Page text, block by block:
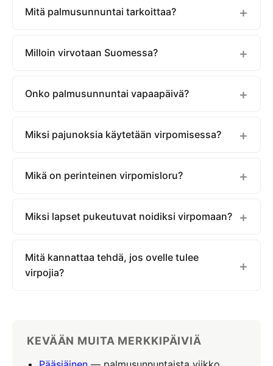
Mitä palmusunnuntai tarkoittaa?
Milloin virvotaan Suomessa?
Onko palmusunnuntai vapaapäivä?
Miksi pajunoksia käytetään virpomisessa?
Mikä on perinteinen virpomisloru?
Miksi lapset pukeutuvat noidiksi virpomaan?
Mitä kannattaa tehdä, jos ovelle tulee
virpojia?
KEVÄÄN MUITA MERKKIPÄIVIÄ